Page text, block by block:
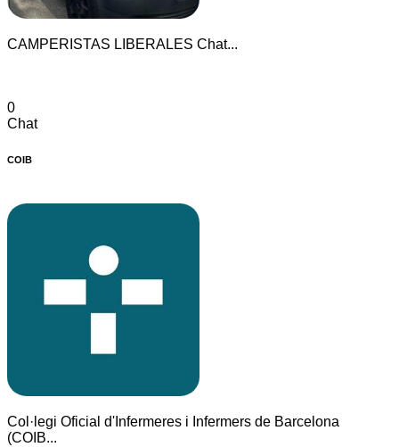
CAMPERISTAS LIBERALES Chat...
0
Chat
COIB
Col·legi Oficial d'Infermeres i Infermers de Barcelona
(COIB...